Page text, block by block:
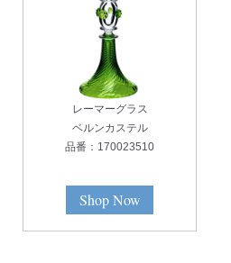
レーマーグラス
ベルンカステル
品番：170023510
Shop Now